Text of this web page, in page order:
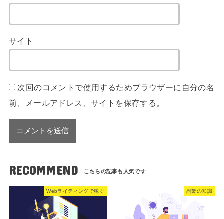
サイト
次回のコメントで使用するためブラウザーに自分の名
前、メールアドレス、サイトを保存する。
RECOMMEND
Webライティングで稼ぐ 副業の知識